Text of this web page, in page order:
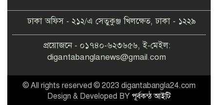
ঢাকা অফিস - ২১২/এ সেতুকুঞ্জ খিলক্ষেত, ঢাকা - ১২২৯
প্রয়োজনে - ০১৭৪০-৬২৩৬৫৬, ই-মেইল:
digantabanglanews@gmail.com
© All rights reserved © 2023 digantabangla24.com
Design & Developed BY পূর্বকন্ঠ আইটি